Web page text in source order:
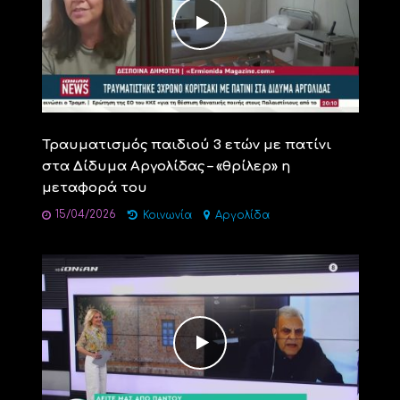
Τραυματισμός παιδιού 3 ετών με πατίνι
στα Δίδυμα Αργολίδας – «θρίλερ» η
μεταφορά του
15/04/2026 Κοινωνία Αργολίδα